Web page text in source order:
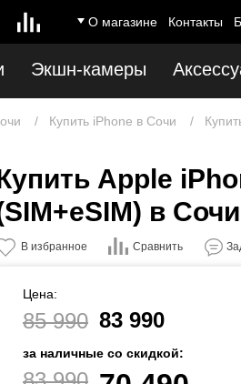
О магазине Контакты
Экшн-камеры
Купить iPhone в Сочи
Apple
в Сочи
В избранное Сравнить
Цена:
85 990 83 990
за наличные со скидкой: